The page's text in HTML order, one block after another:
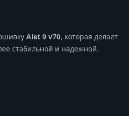
Alet 9 v70, которая делает
стабильной и надежной.